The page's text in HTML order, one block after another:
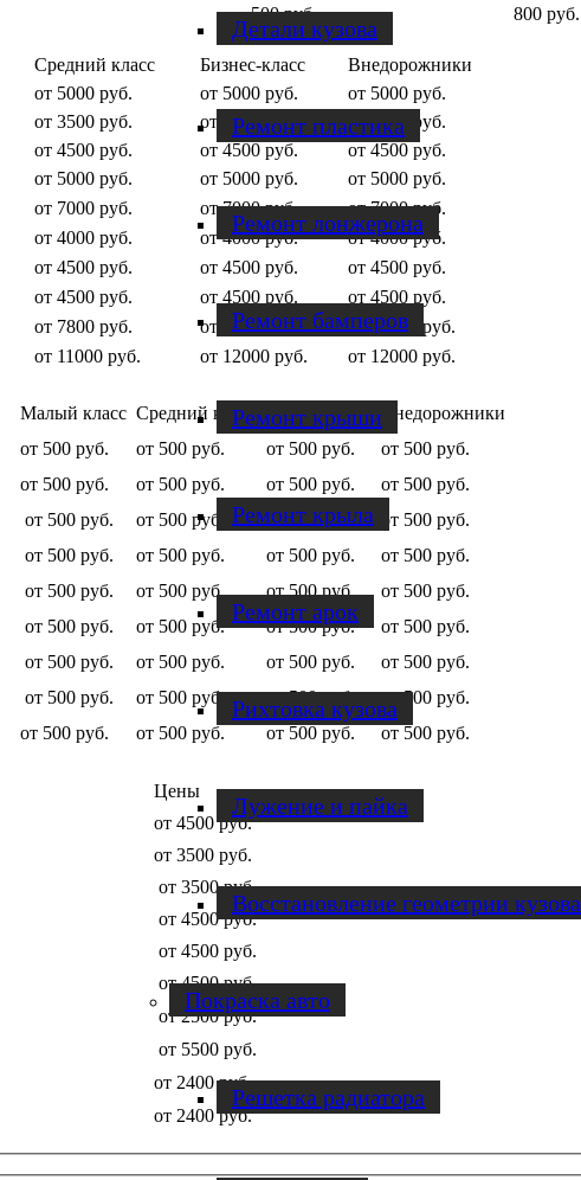
Детали кузова
Ремонт пластика
Ремонт лонжерона
Ремонт бамперов
Ремонт крыши
Ремонт крыла
Ремонт арок
Рихтовка кузова
Лужение и пайка
Восстановление геометрии кузова
Покраска авто
Решетка радиатора
500 руб. 800 руб.
Средний класс Бизнес-класс
Внедорожники
от 5000 руб. от 5000 руб.
от 5000 руб.
от 3500 руб. от 3500 руб.
от 3500 руб.
от 4500 руб. от 4500 руб.
от 4500 руб.
от 5000 руб. от 5000 руб.
от 5000 руб.
от 7000 руб. от 7000 руб.
от 7000 руб.
от 4000 руб. от 4000 руб.
от 4000 руб.
от 4500 руб. от 4500 руб.
от 4500 руб.
от 4500 руб. от 4500 руб.
от 4500 руб.
от 7800 руб. от 12000 руб.
от 12000 руб.
от 11000 руб. от 12000 руб.
от 12000 руб.
Малый класс Средний класс Бизнес-класс
Внедорожники
от 500 руб. от 500 руб. от 500 руб.
от 500 руб.
от 500 руб. от 500 руб. от 500 руб.
от 500 руб.
от 500 руб. от 500 руб. от 500 руб.
от 500 руб.
от 500 руб. от 500 руб. от 500 руб.
от 500 руб.
от 500 руб. от 500 руб. от 500 руб.
от 500 руб.
от 500 руб. от 500 руб. от 500 руб.
от 500 руб.
от 500 руб. от 500 руб. от 500 руб.
от 500 руб.
от 500 руб. от 500 руб. от 500 руб.
от 500 руб.
от 500 руб. от 500 руб. от 500 руб.
от 500 руб.
Цены
от 4500 руб.
от 3500 руб.
от 3500 руб.
от 4500 руб.
от 4500 руб.
от 4500 руб.
от 2500 руб.
от 5500 руб.
от 2400 руб.
от 2400 руб.